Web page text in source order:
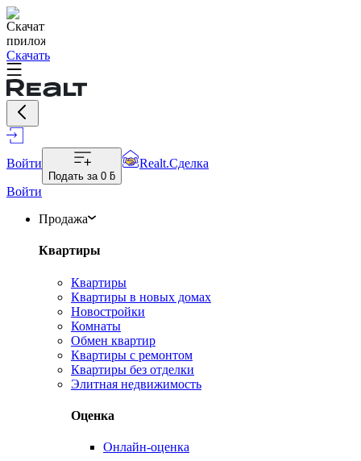
Скачать
Войти
Подать за 0 ƃ
Realt.Сделка
Войти
Продажа
Квартиры
Квартиры
Квартиры в новых домах
Новостройки
Комнаты
Обмен квартир
Квартиры с ремонтом
Квартиры без отделки
Элитная недвижимость
Оценка
Онлайн-оценка